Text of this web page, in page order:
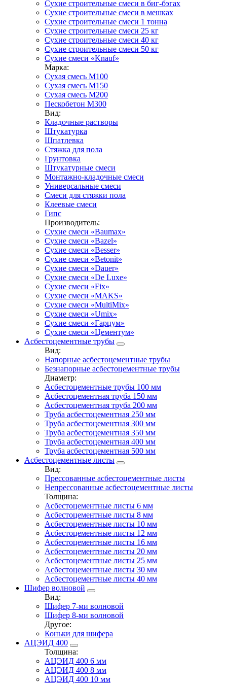
Сухие строительные смеси в биг-бэгах
Сухие строительные смеси в мешках
Сухие строительные смеси 1 тонна
Сухие строительные смеси 25 кг
Сухие строительные смеси 40 кг
Сухие строительные смеси 50 кг
Сухие смеси «Knauf»
Марка:
Сухая смесь М100
Сухая смесь М150
Сухая смесь М200
Пескобетон М300
Вид:
Кладочные растворы
Штукатурка
Шпатлевка
Стяжка для пола
Грунтовка
Штукатурные смеси
Монтажно-кладочные смеси
Универсальные смеси
Смеси для стяжки пола
Клеевые смеси
Гипс
Производитель:
Сухие смеси «Baumax»
Сухие смеси «Bazel»
Сухие смеси «Besser»
Сухие смеси «Betonit»
Сухие смеси «Dauer»
Сухие смеси «De Luxe»
Сухие смеси «Fix»
Сухие смеси «MAKS»
Сухие смеси «MultiMix»
Сухие смеси «Umix»
Сухие смеси «Гарцум»
Сухие смеси «Цементум»
Асбестоцементные трубы
Вид:
Напорные асбестоцементные трубы
Безнапорные асбестоцементные трубы
Диаметр:
Асбестоцементные трубы 100 мм
Асбестоцементная труба 150 мм
Асбестоцементная труба 200 мм
Труба асбестоцементная 250 мм
Труба асбестоцементная 300 мм
Труба асбестоцементная 350 мм
Труба асбестоцементная 400 мм
Труба асбестоцементная 500 мм
Асбестоцементные листы
Вид:
Прессованные асбестоцементные листы
Непрессованные асбестоцементные листы
Толщина:
Асбестоцементные листы 6 мм
Асбестоцементные листы 8 мм
Асбестоцементные листы 10 мм
Асбестоцементные листы 12 мм
Асбестоцементные листы 16 мм
Асбестоцементные листы 20 мм
Асбестоцементные листы 25 мм
Асбестоцементные листы 30 мм
Асбестоцементные листы 40 мм
Шифер волновой
Вид:
Шифер 7-ми волновой
Шифер 8-ми волновой
Другое:
Коньки для шифера
АЦЭИД 400
Толщина:
АЦЭИД 400 6 мм
АЦЭИД 400 8 мм
АЦЭИД 400 10 мм